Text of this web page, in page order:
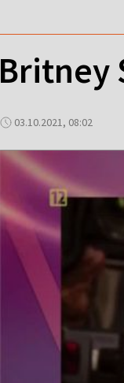
Britney
03.10.2021, 08:02